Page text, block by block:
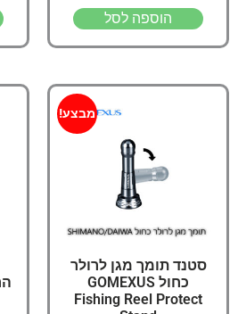
הוספה לסל
מבצע!
סטנד תומך מגן לרולר
כחול GOMEXUS
Fishing Reel Protect